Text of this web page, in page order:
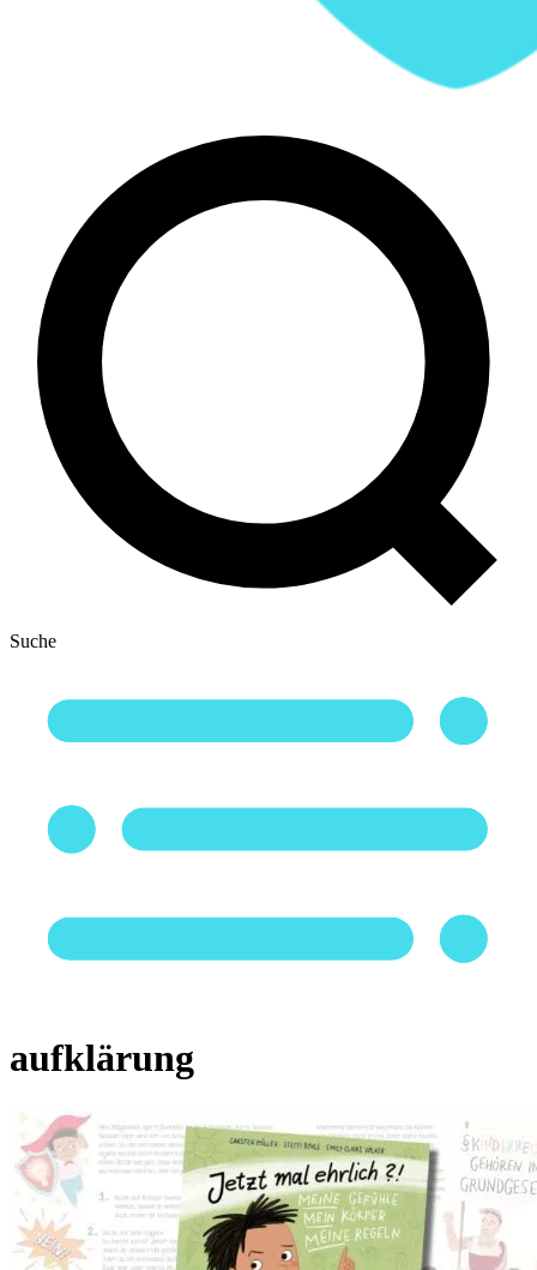
Suche
aufklärung